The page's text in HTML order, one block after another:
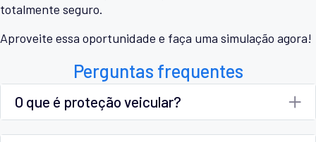
totalmente seguro.
Aproveite essa oportunidade e faça uma simulação agora!
Perguntas frequentes
O que é proteção veicular?